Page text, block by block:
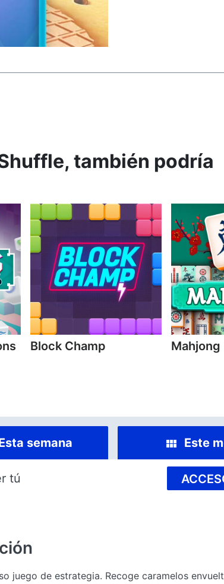
también podría
Block Champ Mahjong
semana Este
tú
juego de estrategia. Recoge caramelos